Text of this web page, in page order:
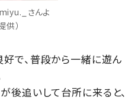
さんよ
供）
で、普段から一緒に遊ん
後追いして台所に来ると、